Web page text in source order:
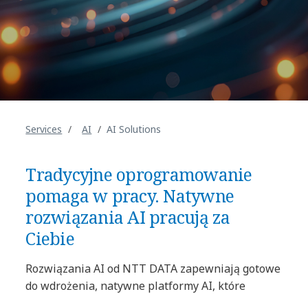
Services AI AI Solutions
Tradycyjne oprogramowanie
pomaga w pracy. Natywne
rozwiązania AI pracują za
Ciebie
Rozwiązania AI od NTT DATA zapewniają gotowe
do wdrożenia, natywne platformy AI, które